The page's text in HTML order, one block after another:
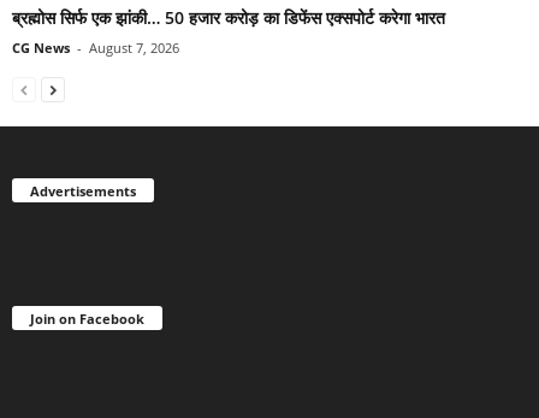
ब्रह्मोस सिर्फ एक झांकी… 50 हजार करोड़ का डिफेंस एक्सपोर्ट करेगा भारत
CG News - August 7, 2026
Advertisements
Join on Facebook